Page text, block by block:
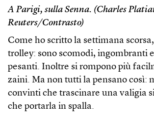
A Parigi, sulla Senna. (Charles
Reuters/Contrasto)
Come ho scritto la settimana
trolley: sono scomodi, ingombranti
pesanti. Inoltre si rompono più
zaini. Ma non tutti la pensano così:
convinti che trascinare una valigia
che portarla in spalla.